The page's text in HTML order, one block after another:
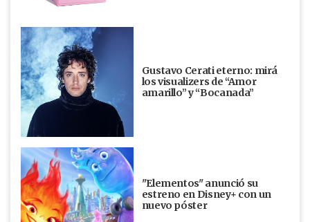
Gustavo Cerati eterno: mirá
los visualizers de “Amor
amarillo” y “Bocanada”
"Elementos" anunció su
estreno en Disney+ con un
nuevo póster